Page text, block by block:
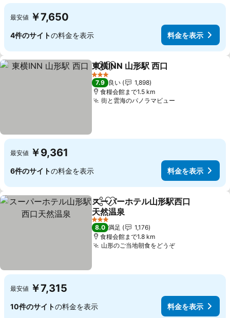
最安値 ￥7,650
4件のサイトの料金を表示 料金を表示
シェアお気に入りに追加
東横INN 山形駅 西口
3 ホテルのランク
7.9 良い
1,898
食糧会館まで1.5 km
街と雲海のパノラマビュー
最安値 ￥9,361
6件のサイトの料金を表示 料金を表示
シェアお気に入りに追加
スーパーホテル山形駅西口
天然温泉
3 ホテルのランク
8.0 満足
1,176
食糧会館まで1.8 km
山形のご当地朝食をどうぞ
最安値 ￥7,315
10件のサイトの料金を表示 料金を表示